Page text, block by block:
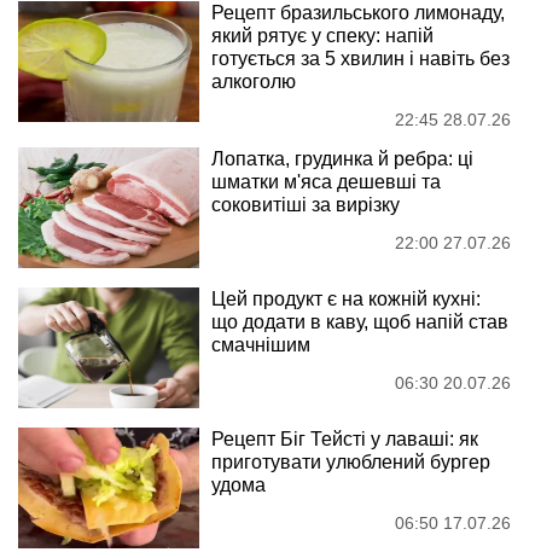
Рецепт бразильського лимонаду,
який рятує у спеку: напій
готується за 5 хвилин і навіть без
алкоголю
22:45 28.07.26
Лопатка, грудинка й ребра: ці
шматки м'яса дешевші та
соковитіші за вирізку
22:00 27.07.26
Цей продукт є на кожній кухні:
що додати в каву, щоб напій став
смачнішим
06:30 20.07.26
Рецепт Біг Тейсті у лаваші: як
приготувати улюблений бургер
удома
06:50 17.07.26